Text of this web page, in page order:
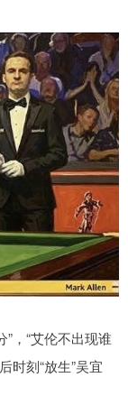
，“艾伦不出现谁
时刻“放生”吴宜